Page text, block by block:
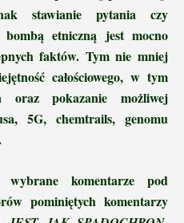
stawianie pytania czy
etniczną jest mocno
faktów. Tym nie mniej
całościowego, w tym
oraz pokazanie możliwej
5G, chemtrails, genomu
wybrane komentarze pod
pominiętych komentarzy